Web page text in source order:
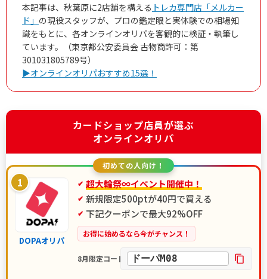
本記事は、秋葉原に2店舗を構える トレカ専門店「メルカー
ド」 の現役スタッフが、プロの鑑定眼と実体験での相場知
識をもとに、各オンラインオリパを客観的に検証・執筆し
ています。（東京都公安委員会 古物商許可：第
301031805789号）
▶オンラインオリパおすすめ15選！
カードショップ店員が選ぶ
オンラインオリパ
初めての人向け！
1
DOPAオリパ
超大輪祭∞イベント開催中！
新規限定500ptが40円で買える
下記クーポンで最大92%OFF
お得に始めるなら今がチャンス！
8月限定コード ドーパM08